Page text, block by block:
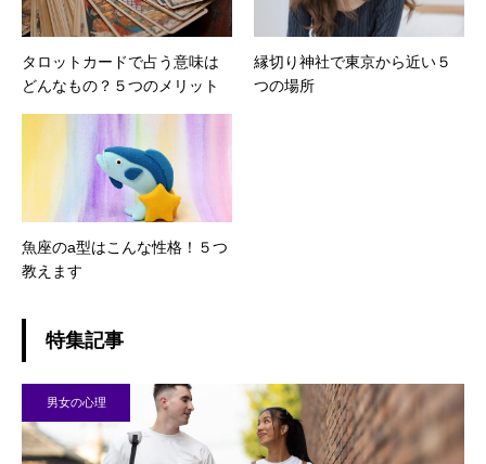
タロットカードで占う意味は
どんなもの？５つのメリット
縁切り神社で東京から近い５
つの場所
魚座のa型はこんな性格！５つ
教えます
特集記事
男女の心理